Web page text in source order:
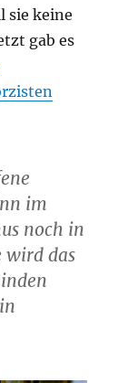
sie keine
gab es
im
noch in
wird das